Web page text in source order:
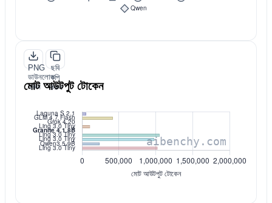
PNG
ডাউনলোড
করুন
ছবি
কপি
করুন
মোট আউটপুট টোকেন